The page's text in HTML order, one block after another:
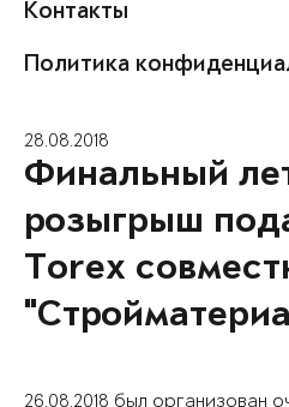
Контакты
Политика
28.08.2018
Финальный
розыгрыш
Torex
26.08.2018 был организован